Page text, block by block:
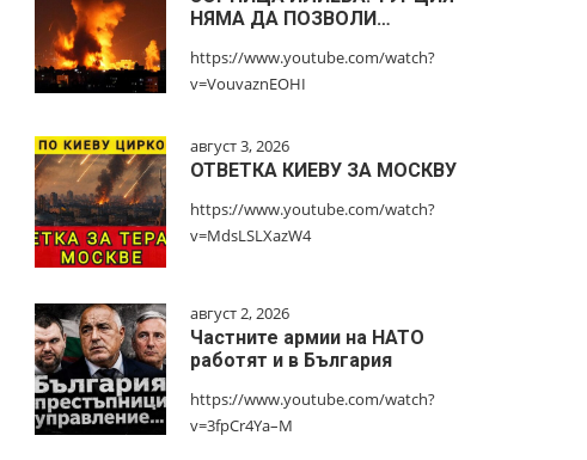
НЯМА ДА ПОЗВОЛИ…
https://www.youtube.com/watch?
v=VouvaznEOHI
август 3, 2026
ОТВЕТКА КИЕВУ ЗА МОСКВУ
https://www.youtube.com/watch?
v=MdsLSLXazW4
август 2, 2026
Частните армии на НАТО
работят и в България
https://www.youtube.com/watch?
v=3fpCr4Ya–M